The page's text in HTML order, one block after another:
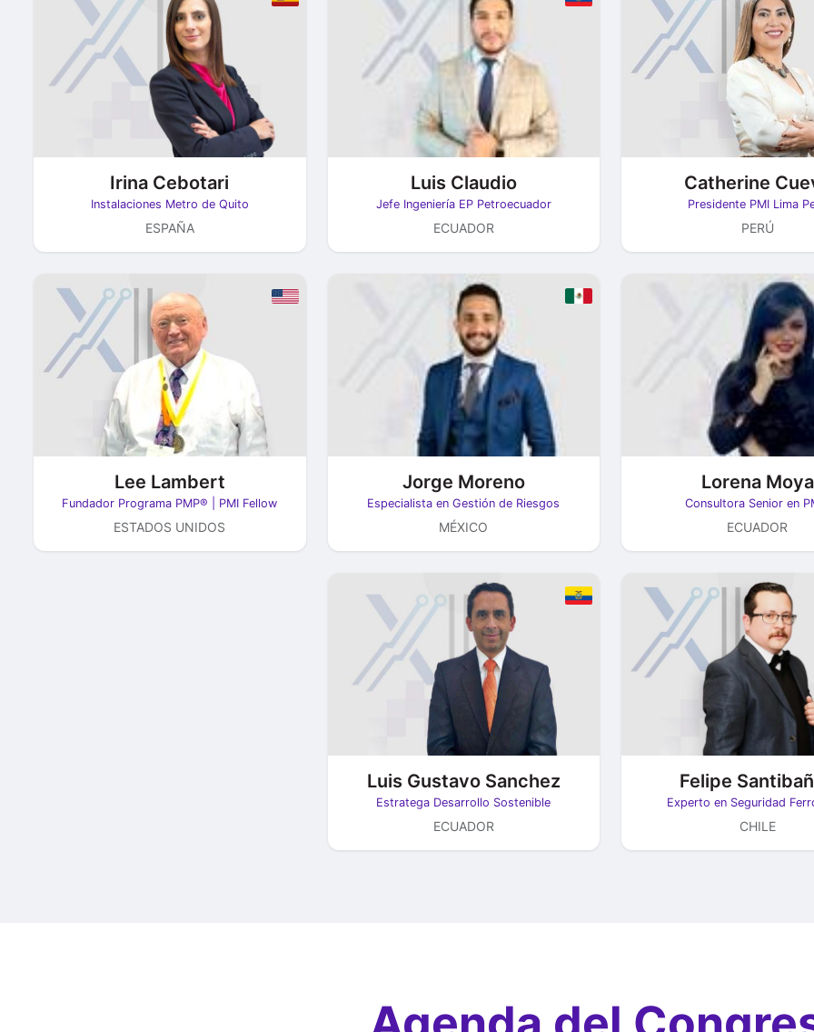
Irina Cebotari
Instalaciones Metro de Quito
ESPAÑA
Luis Claudio
Jefe Ingeniería EP Petroecuador
ECUADOR
Catherine
Presidente PMI Lima
PERÚ
Lee Lambert
Fundador Programa PMP® | PMI Fellow
ESTADOS UNIDOS
Jorge Moreno
Especialista en Gestión de Riesgos
MÉXICO
Lorena Moya
Consultora Senior en
ECUADOR
Luis Gustavo Sanchez
Estratega Desarrollo Sostenible
ECUADOR
Felipe
Experto en Seguridad
CHILE